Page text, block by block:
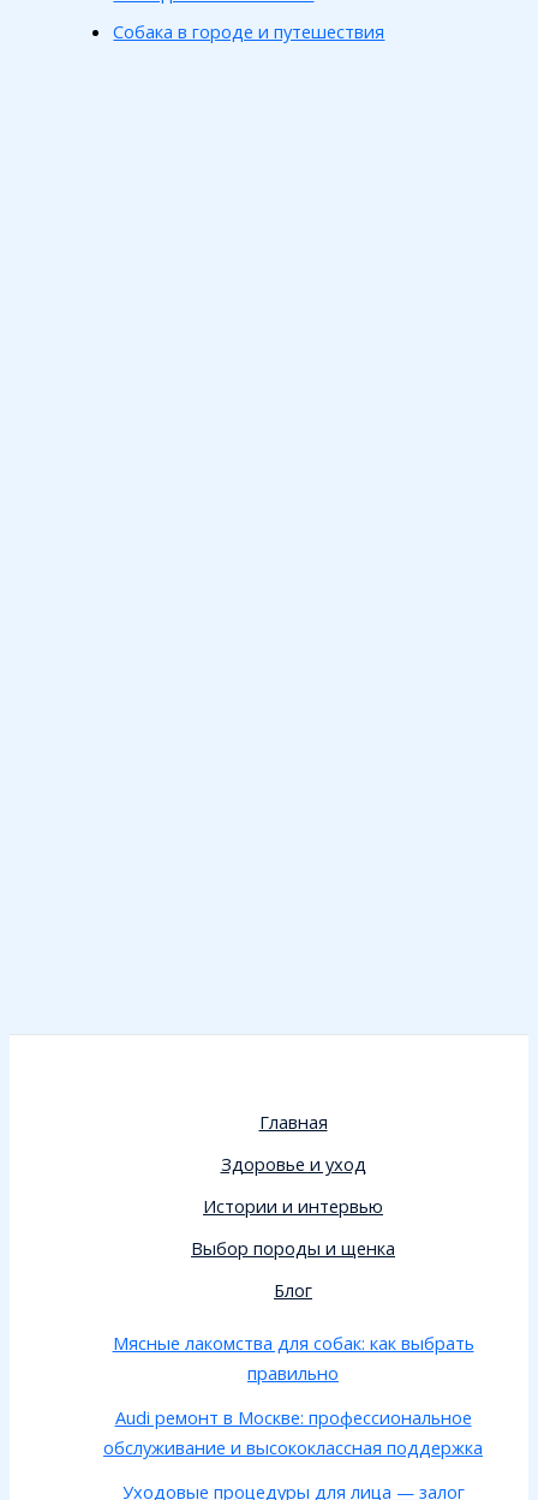
Собака в городе и путешествия
Главная
Здоровье и уход
Истории и интервью
Выбор породы и щенка
Блог
Мясные лакомства для собак: как выбрать
правильно
Audi ремонт в Москве: профессиональное
обслуживание и высококлассная поддержка
Уходовые процедуры для лица — залог